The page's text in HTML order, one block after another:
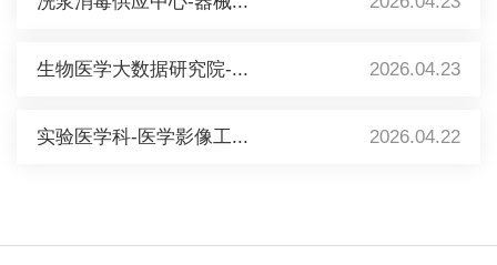
生物医学大数据研究院-... 2026.04.23
实验医学科-医学影像工... 2026.04.22